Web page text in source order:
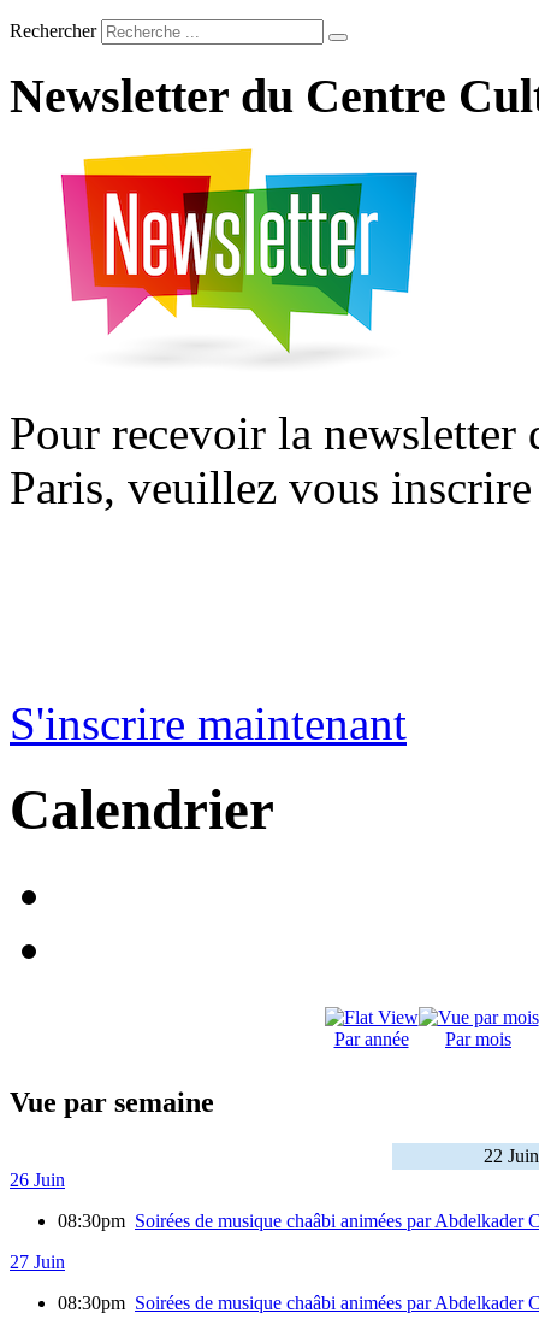
Rechercher
Newsletter du Centre
Pour recevoir la
Paris, veuillez vous
S'inscrire maintenant
Calendrier
Par année Par mois
Vue par semaine
22
26 Juin
08:30pm Soirées de musique chaâbi animées par Abdelkader
27 Juin
08:30pm Soirées de musique chaâbi animées par Abdelkader